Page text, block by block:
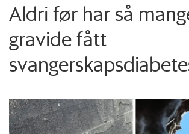
Aldri før har så
gravide fått